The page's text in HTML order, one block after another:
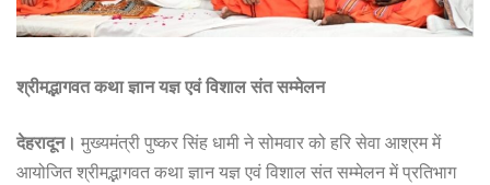
श्रीमद्भागवत कथा ज्ञान यज्ञ एवं विशाल संत सम्मेलन
देहरादून। मुख्यमंत्री पुष्कर सिंह धामी ने सोमवार को हरि सेवा आश्रम में
आयोजित श्रीमद्भागवत कथा ज्ञान यज्ञ एवं विशाल संत सम्मेलन में प्रतिभाग